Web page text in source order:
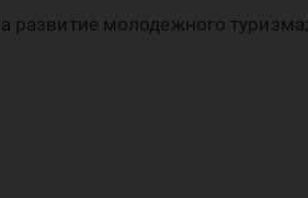
развитие молодежного туризма;